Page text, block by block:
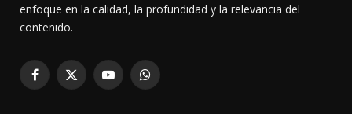
enfoque en la calidad, la profundidad y la relevancia del
contenido.
Facebook
X
YouTubeWhatsApp